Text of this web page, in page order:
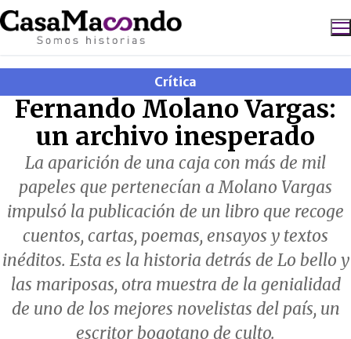
Ir
al
contenido
Buscar:
Crítica
Fernando Molano Vargas:
un archivo inesperado
La aparición de una caja con más de mil
papeles que pertenecían a Molano Vargas
impulsó la publicación de un libro que recoge
cuentos, cartas, poemas, ensayos y textos
inéditos. Esta es la historia detrás de Lo bello y
las mariposas, otra muestra de la genialidad
de uno de los mejores novelistas del país, un
escritor bogotano de culto.